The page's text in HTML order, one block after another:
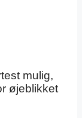
mulig,
øjeblikket